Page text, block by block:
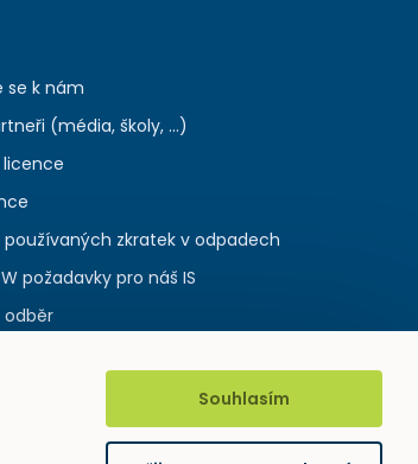
se k nám
(média, školy, ...)
licence
používaných zkratek v odpadech
požadavky pro náš IS
odběr
Souhlasím